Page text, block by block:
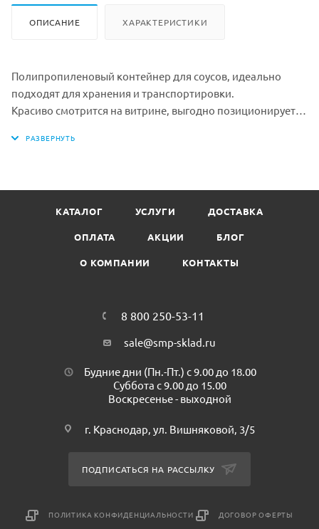
ОПИСАНИЕ ХАРАКТЕРИСТИКИ
Полипропиленовый контейнер для соусов, идеально
подходят для хранения и транспортировки.
Красиво смотрится на витрине, выгодно позиционирует
содержимое без вскрытия.
Высота: 3см
Минимальная партия к покупке: 80шт
КАТАЛОГ УСЛУГИ ДОСТАВКА
ОПЛАТА АКЦИИ БЛОГ
О КОМПАНИИ КОНТАКТЫ
8 800 250-53-11
sale@smp-sklad.ru
Будние дни (Пн.-Пт.) с 9.00 до 18.00
Суббота с 9.00 до 15.00
Воскресенье - выходной
г. Краснодар, ул. Вишняковой, 3/5
ПОДПИСАТЬСЯ НА РАССЫЛКУ
ПОЛИТИКА КОНФИДЕНЦИАЛЬНОСТИ ДОГОВОР ОФЕРТЫ